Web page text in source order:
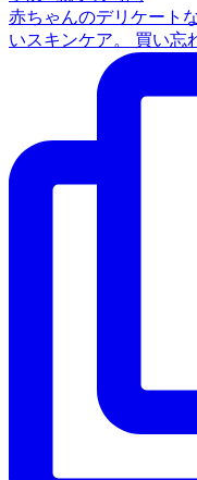
赤ちゃんのデリケート
いスキンケア。 買い忘